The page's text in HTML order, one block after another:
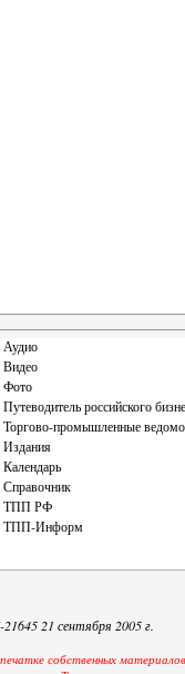
Аудио
Видео
Фото
Путеводитель российского
Торгово-промышленные
Издания
Календарь
Справочник
ТПП РФ
ТПП-Информ
21 сентября 2005 г.
собственных